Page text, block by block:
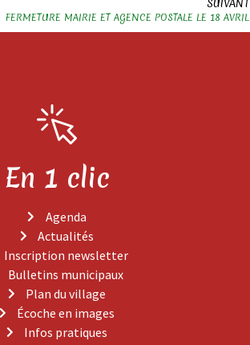
SUIVANT
FERMETURE MAIRIE ET AGENCE POSTALE LE 18 AVRIL
En 1 clic
Agenda
Actualités
Inscription newsletter
Bulletins municipaux
Plan du village
Écoche en images
Infos pratiques